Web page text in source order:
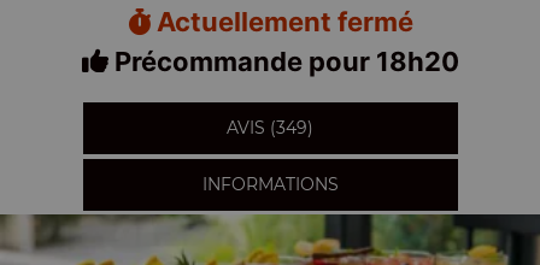
Actuellement fermé
Précommande pour 18h20
AVIS (349)
INFORMATIONS